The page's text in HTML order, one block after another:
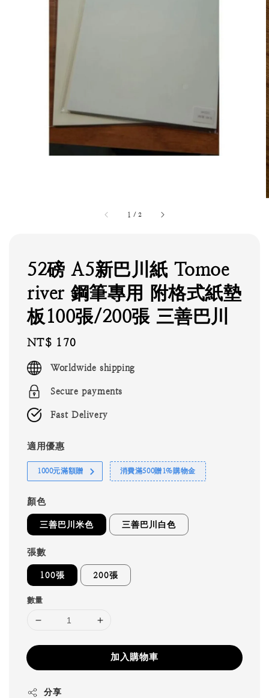
1 /2
52磅 A5新巴川紙 Tomoe
river 鋼筆專用 附格式紙墊
板100張/200張 三善巴川
Regular
price
NT$ 170
Worldwide shipping
Secure payments
Fast Delivery
適用優惠
1000元滿額贈 消費滿500贈1%購物金
顏色
三善巴川米色 三善巴川白色
張數
100張 200張
數量
加入購物車
分享